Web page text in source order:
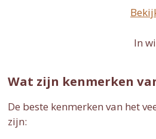
In
Wat zijn kenmerken
De beste kenmerken van het
zijn: